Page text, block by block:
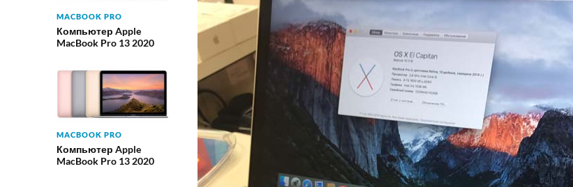
MACBOOK PRO
Компьютер Apple
MacBook Pro 13 2020
MACBOOK PRO
Компьютер Apple
MacBook Pro 13 2020